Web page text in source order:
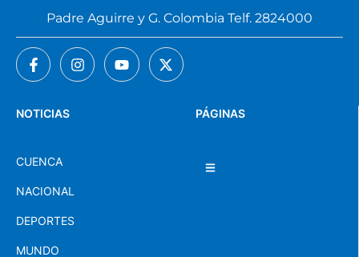
PÁGINAS
NOTICIAS
CUENCA
NACIONAL
DEPORTES
MUNDO
Padre Aguirre y G. Colombia Telf. 2824000